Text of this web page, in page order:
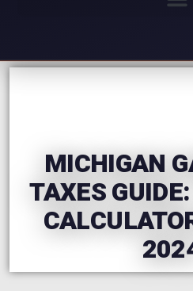
MICHIGAN
TAXES